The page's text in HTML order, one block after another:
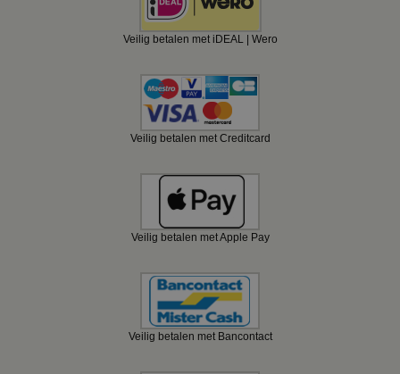
Veilig betalen met iDEAL | Wero
Veilig betalen met Creditcard
Veilig betalen met Apple Pay
Veilig betalen met Bancontact